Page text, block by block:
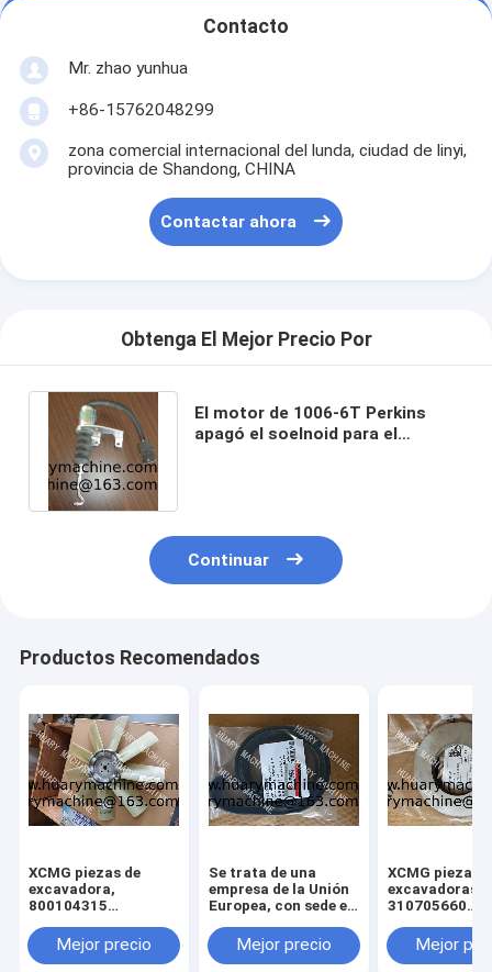
Contacto
Mr. zhao yunhua
+86-15762048299
zona comercial internacional del lunda, ciudad de linyi,
provincia de Shandong, CHINA
Contactar ahora
Obtenga El Mejor Precio Por
El motor de 1006-6T Perkins
apagó el soelnoid para el
Continuar
Productos Recomendados
XCMG piezas de
excavadora,
800104315
xcmg xe 130 xe 150
Mejor precio
Se trata de una
empresa de la Unión
Europea, con sede en
Mejor precio
XCMG piezas
excavadoras,
310705660
3299000666
329900710
Mejor